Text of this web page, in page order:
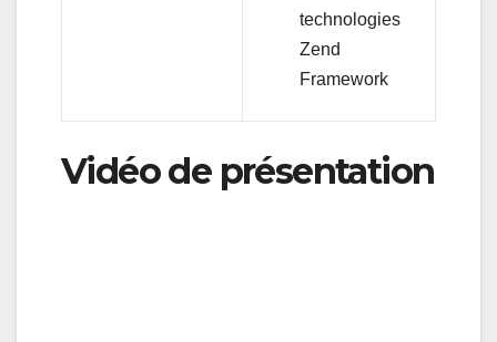
technologies
Zend
Framework
Vidéo de présentation